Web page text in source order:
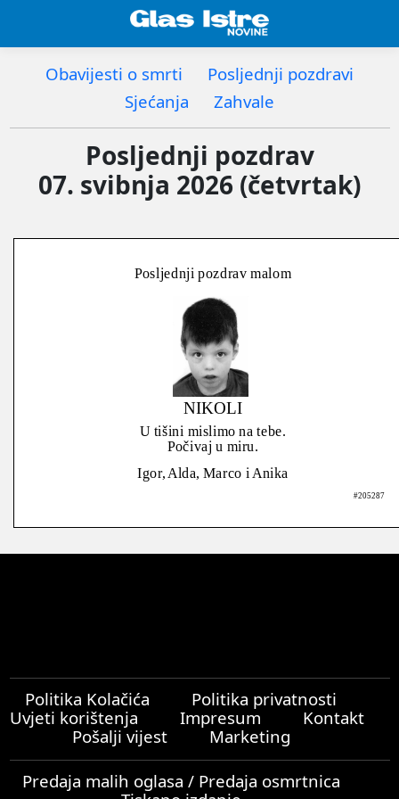
Obavijesti o smrti
Posljednji pozdravi
Sjećanja
Zahvale
Posljednji pozdrav
07. svibnja 2026 (četvrtak)
Posljednji pozdrav malom
NIKOLI
U tišini mislimo na tebe.
Počivaj u miru.
Igor, Alda, Marco i Anika
#205287
Politika Kolačića
Politika privatnosti
Uvjeti korištenja
Impresum
Kontakt
Pošalji vijest
Marketing
Predaja malih oglasa / Predaja osmrtnica